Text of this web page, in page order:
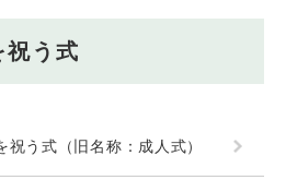
祝う式
う式（旧名称：成人式）